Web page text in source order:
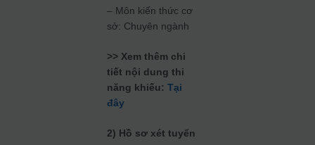
– Môn kiến thức cơ
sở: Chuyên ngành
>> Xem thêm chi
tiết nội dung thi
năng khiếu:Tại
đây
2) Hồ sơ xét tuyển